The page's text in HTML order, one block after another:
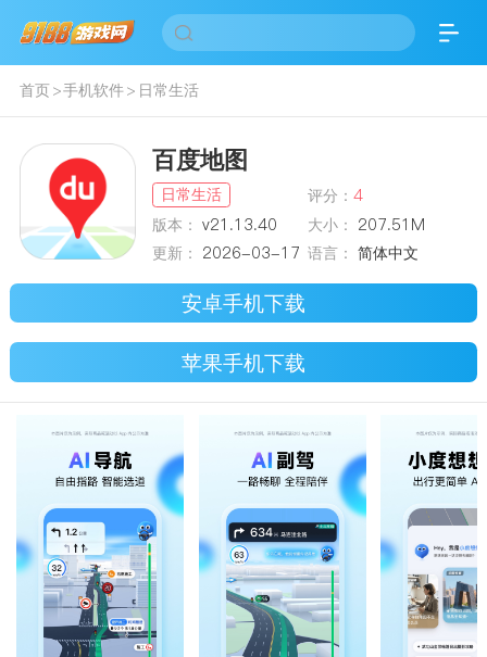
首页>手机软件> 日常生活
百度地图
日常生活 评分：4
版本： v21.13.40 大小： 207.51M
更新： 2026-03-17 语言： 简体中文
安卓手机下载
苹果手机下载